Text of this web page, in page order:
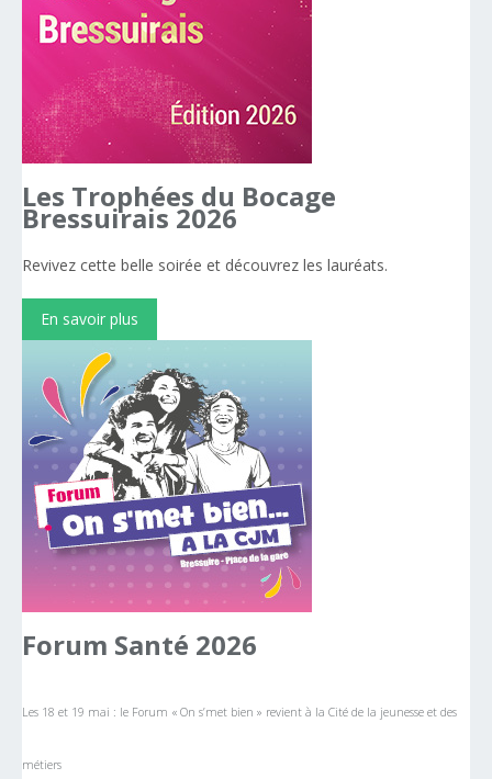
Les Trophées du Bocage
Bressuirais 2026
Revivez cette belle soirée et découvrez les lauréats.
En savoir plus
Forum Santé 2026
Les 18 et 19 mai : le Forum « On s’met bien » revient à la Cité de la jeunesse et des
métiers